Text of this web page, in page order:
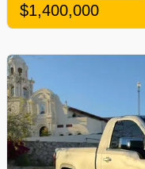
$1,400,000